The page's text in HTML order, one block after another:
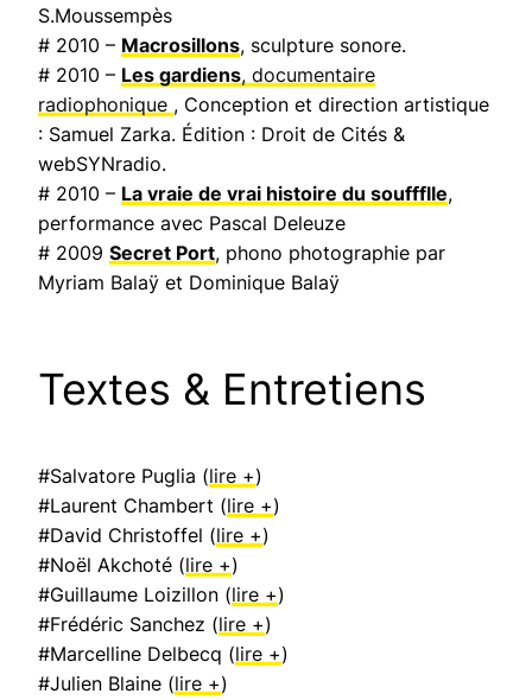
S.Moussempès
# 2010 – Macrosillons, sculpture sonore.
# 2010 – Les gardiens, documentaire
radiophonique , Conception et direction artistique
: Samuel Zarka. Édition : Droit de Cités &
webSYNradio.
# 2010 – La vraie de vrai histoire du souffflle,
performance avec Pascal Deleuze
# 2009 Secret Port, phono photographie par
Myriam Balaÿ et Dominique Balaÿ
Textes & Entretiens
#Salvatore Puglia (lire +)
#Laurent Chambert (lire +)
#David Christoffel (lire +)
#Noël Akchoté (lire +)
#Guillaume Loizillon (lire +)
#Frédéric Sanchez (lire +)
#Marcelline Delbecq (lire +)
#Julien Blaine (lire +)